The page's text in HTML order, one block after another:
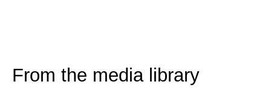
From the media library